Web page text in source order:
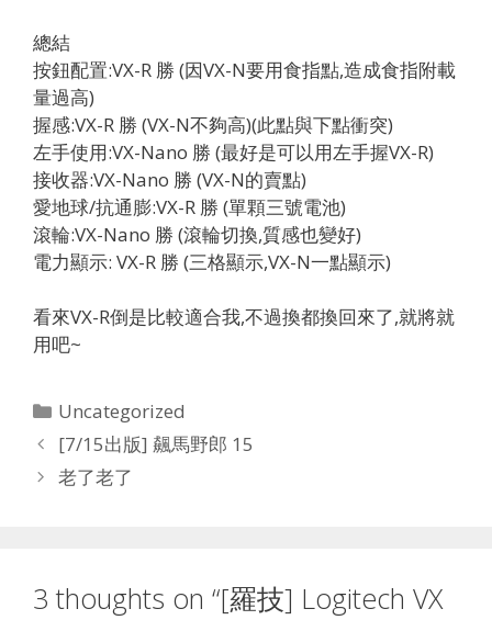
總結
按鈕配置:VX-R 勝 (因VX-N要用食指點,造成食指附載
量過高)
握感:VX-R 勝 (VX-N不夠高)(此點與下點衝突)
左手使用:VX-Nano 勝 (最好是可以用左手握VX-R)
接收器:VX-Nano 勝 (VX-N的賣點)
愛地球/抗通膨:VX-R 勝 (單顆三號電池)
滾輪:VX-Nano 勝 (滾輪切換,質感也變好)
電力顯示: VX-R 勝 (三格顯示,VX-N一點顯示)
看來VX-R倒是比較適合我,不過換都換回來了,就將就
用吧~
Categories
Uncategorized
[7/15出版] 飆馬野郎 15
老了老了
3 thoughts on “[羅技] Logitech VX